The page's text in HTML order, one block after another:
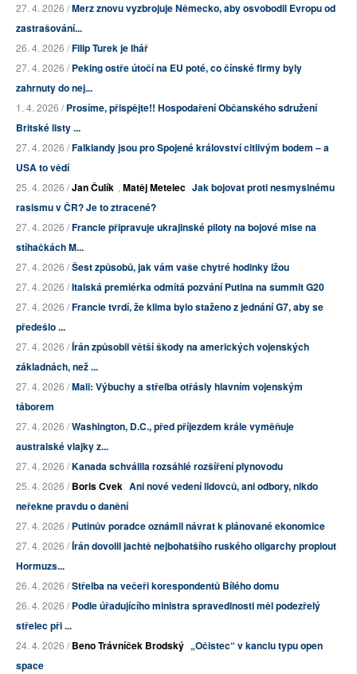
27. 4. 2026 /Merz znovu vyzbrojuje Německo, aby osvobodil Evropu od
zastrašování...
26. 4. 2026 /Filip Turek je lhář
27. 4. 2026 /Peking ostře útočí na EU poté, co čínské firmy byly
zahrnuty do nej...
1. 4. 2026 /Prosíme, přispějte!! Hospodaření Občanského sdružení
Britské listy ...
27. 4. 2026 /Falklandy jsou pro Spojené království citlivým bodem – a
USA to vědí
25. 4. 2026 /Jan Čulík , Matěj Metelec Jak bojovat proti nesmyslnému
rasismu v ČR? Je to ztracené?
27. 4. 2026 /Francie připravuje ukrajinské piloty na bojové mise na
stíhačkách M...
27. 4. 2026 /Šest způsobů, jak vám vaše chytré hodinky lžou
27. 4. 2026 /Italská premiérka odmítá pozvání Putina na summit G20
27. 4. 2026 /Francie tvrdí, že klima bylo staženo z jednání G7, aby se
předešlo ...
27. 4. 2026 /Írán způsobil větší škody na amerických vojenských
základnách, než ...
27. 4. 2026 /Mali: Výbuchy a střelba otřásly hlavním vojenským
táborem
27. 4. 2026 /Washington, D.C., před příjezdem krále vyměňuje
australské vlajky z...
27. 4. 2026 /Kanada schválila rozsáhlé rozšíření plynovodu
25. 4. 2026 /Boris Cvek Ani nové vedení lidovců, ani odbory, nikdo
neřekne pravdu o danění
27. 4. 2026 /Putinův poradce oznámil návrat k plánované ekonomice
27. 4. 2026 /Írán dovolil jachtě nejbohatšího ruského oligarchy proplout
Hormuzs...
26. 4. 2026 /Střelba na večeři korespondentů Bílého domu
26. 4. 2026 /Podle úřadujícího ministra spravedlnosti měl podezřelý
střelec při ...
24. 4. 2026 /Beno Trávníček Brodský „Očistec“ v kanclu typu open
space